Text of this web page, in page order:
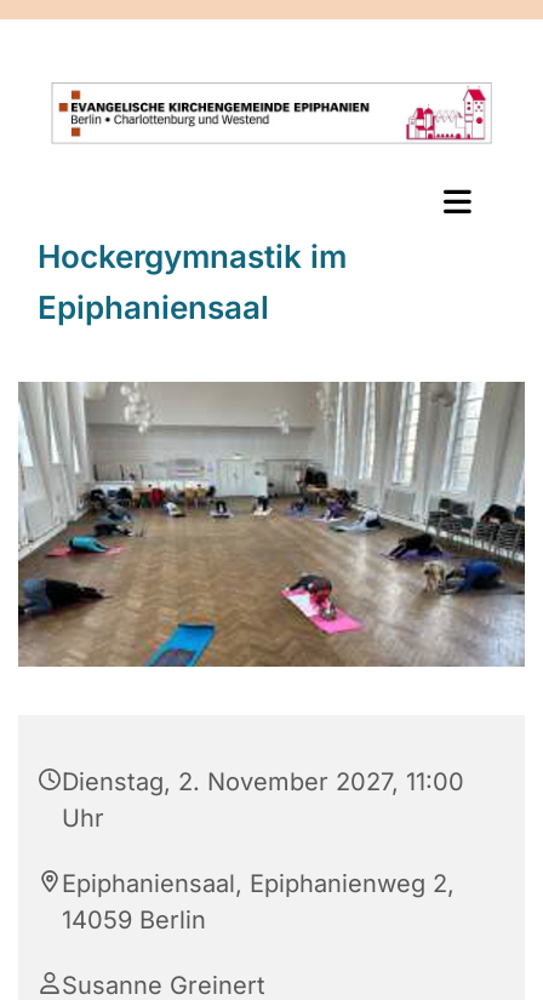
Hockergymnastik im
Epiphaniensaal
Dienstag, 2. November 2027, 11:00
Uhr
Epiphaniensaal, Epiphanienweg 2,
14059 Berlin
Susanne Greinert